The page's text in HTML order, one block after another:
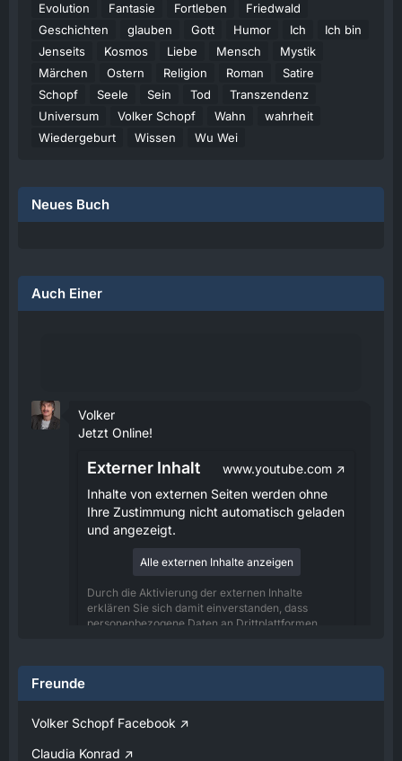
Evolution
Fantasie Fortleben
Friedwald
Geschichten
glauben Gott Humor Ich
Ich bin
Jenseits
Kosmos Liebe Mensch
Mystik
Märchen
Ostern Religion Roman
Satire
Schopf
Seele Sein Tod
Transzendenz
Universum
Volker Schopf Wahn
wahrheit
Wiedergeburt
Wissen Wu Wei
Neues Buch
Auch Einer
Volker
Jetzt Online!
Externer Inhalt
www.youtube.com
Inhalte von externen Seiten werden ohne
Ihre Zustimmung nicht automatisch geladen
und angezeigt.
Alle externen Inhalte anzeigen
Durch die Aktivierung der externen Inhalte
erklären Sie sich damit einverstanden, dass
personenbezogene Daten an Drittplattformen
Verfügung gestellt.
08:25
Jetzt Online!
Freunde
Volker Schopf Facebook
Claudia Konrad